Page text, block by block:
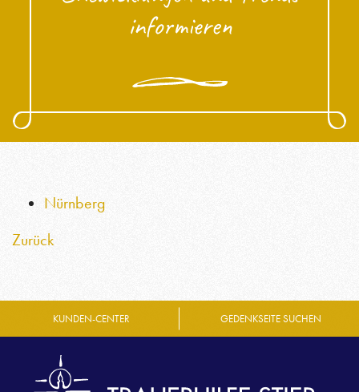
Menschen
Bestattungsfahrzeuge
Geschichte
Qualität
informieren
Nürnberg
Zurück
KUNDEN-CENTER GEDENKSEITE SUCHEN